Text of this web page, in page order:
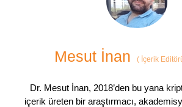
Mesut İnan ( İçerik
Dr. Mesut İnan, 2018’den bu yana
içerik üreten bir araştırmacı,